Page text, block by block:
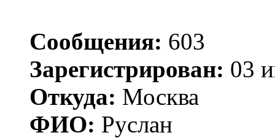
Сообщения: 603
Зарегистрирован: 03
Откуда: Москва
ФИО: Руслан